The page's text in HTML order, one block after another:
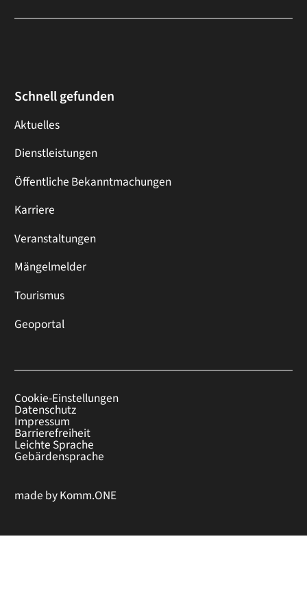
Schnell gefunden
Aktuelles
Dienstleistungen
Öffentliche Bekanntmachungen
Karriere
Veranstaltungen
Mängelmelder
Tourismus
Geoportal
Cookie-Einstellungen
Datenschutz
Impressum
Barrierefreiheit
Leichte Sprache
Gebärdensprache
made byKomm.ONE